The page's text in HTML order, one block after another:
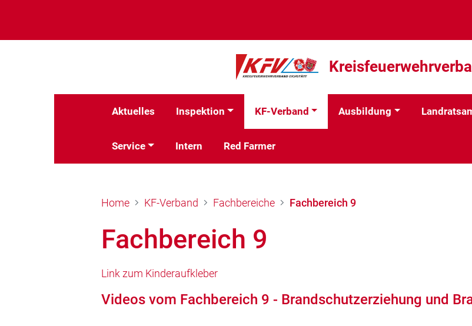
Aktuelles Inspektion KF-Verband Ausbildung
Service Intern Red Farmer
Home KF-Verband Fachbereiche Fachbereich 9
Fachbereich 9
Link zum Kinderaufkleber
Videos vom Fachbereich 9 - Brandschutzerziehung und